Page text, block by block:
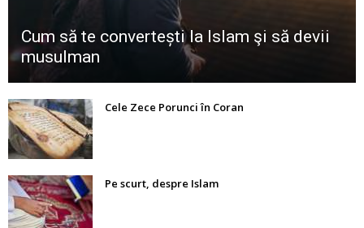
Cum să te convertești la Islam şi să devii
musulman
Cele Zece Porunci în Coran
Pe scurt, despre Islam